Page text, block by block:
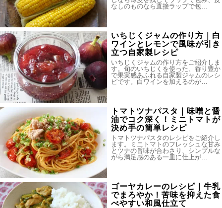
なしのものなら直接ラップで包…
いちじくジャムの作り方｜白
ワインとレモンで風味が引き
立つ自家製レシピ
いちじくジャムの作り方をご紹介しま
す。旬のいちじくを使った、香り豊か
で果実感あふれる自家製ジャムのレシ
ピです。白ワインを加えるのが…
トマトツナパスタ｜味噌と醤
油でコク深く！ミニトマトが
決め手の簡単レシピ
トマトツナパスタのレシピをご紹介し
ます。ミニトマトのフレッシュな甘み
とツナの旨味が合わさり、シンプルな
がら満足感のある一皿に仕上が…
ゴーヤカレーのレシピ｜牛乳
でまろやか！苦味を抑えた食
べやすい和風仕立て